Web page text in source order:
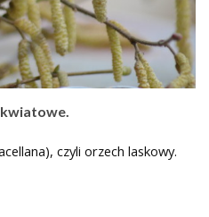
czyli orzech laskowy.